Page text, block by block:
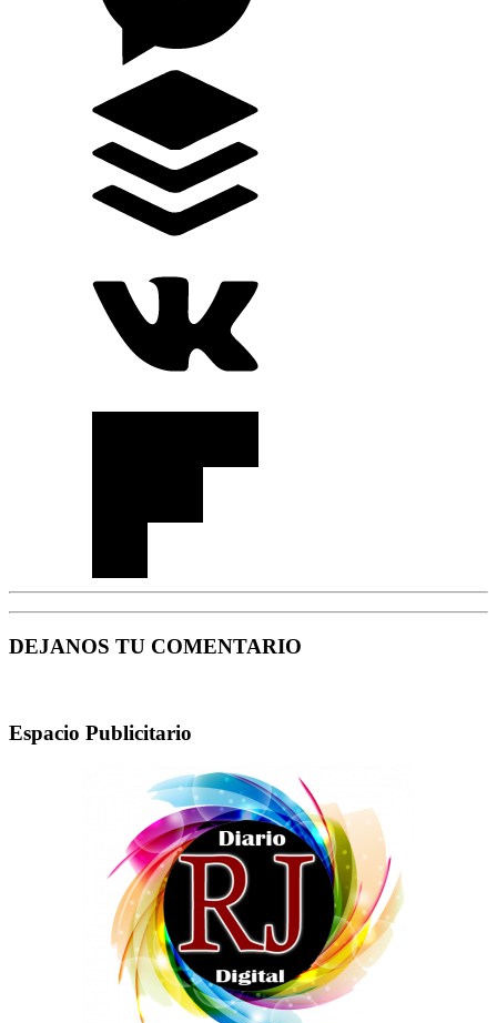
DEJANOS TU COMENTARIO
Espacio Publicitario